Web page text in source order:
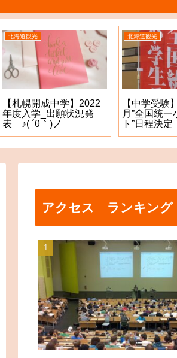
北海道観光
【札幌開成中学】2022
年度入学_出願状況発
表 ♪( ´θ｀)ノ
北海道観光
【中学受験
月”全国統一
ト”日程決定
アクセス ランキング